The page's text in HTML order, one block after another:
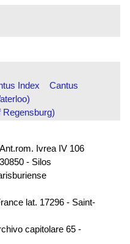
Index
Cantus
Regensburg)
Ivrea IV 106
- Silos
lat. 17296 - Saint-
capitolare 65 -